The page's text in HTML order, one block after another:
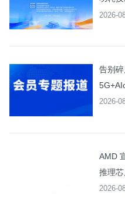
2026-
告别
2026-
AMD
推理
2026-